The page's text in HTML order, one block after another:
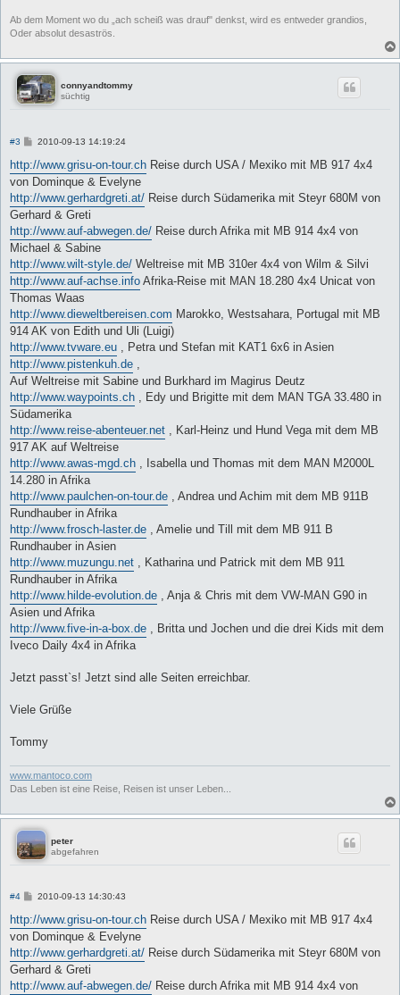
Ab dem Moment wo du „ach scheiß was drauf" denkst, wird es entweder grandios,
Oder absolut desaströs.
connyandtommy
süchtig
#3
B
i
t
r
a
g
2010-09-13 14:19:24
http://www.grisu-on-tour.ch Reise durch USA / Mexiko mit MB 917 4x4
von Dominque & Evelyne
http://www.gerhardgreti.at/ Reise durch Südamerika mit Steyr 680M von
Gerhard & Greti
http://www.auf-abwegen.de/ Reise durch Afrika mit MB 914 4x4 von
Michael & Sabine
http://www.wilt-style.de/ Weltreise mit MB 310er 4x4 von Wilm & Silvi
http://www.auf-achse.info Afrika-Reise mit MAN 18.280 4x4 Unicat von
Thomas Waas
http://www.dieweltbereisen.com Marokko, Westsahara, Portugal mit MB
914 AK von Edith und Uli (Luigi)
http://www.tvware.eu , Petra und Stefan mit KAT1 6x6 in Asien
http://www.pistenkuh.de
Auf Weltreise mit Sabine und Burkhard im Magirus Deutz
http://www.waypoints.ch , Edy und Brigitte mit dem MAN TGA 33.480 in
Südamerika
http://www.reise-abenteuer.net , Karl-Heinz und Hund Vega mit dem MB
917 AK auf Weltreise
http://www.awas-mgd.ch , Isabella und Thomas mit dem MAN M2000L
14.280 in Afrika
http://www.paulchen-on-tour.de , Andrea und Achim mit dem MB 911B
Rundhauber in Afrika
http://www.frosch-laster.de , Amelie und Till mit dem MB 911 B
Rundhauber in Asien
http://www.muzungu.net , Katharina und Patrick mit dem MB 911
Rundhauber in Afrika
http://www.hilde-evolution.de , Anja & Chris mit dem VW-MAN G90 in
Asien und Afrika
http://www.five-in-a-box.de , Britta und Jochen und die drei Kids mit dem
Iveco Daily 4x4 in Afrika
Jetzt passt`s! Jetzt sind alle Seiten erreichbar.
Viele Grüße
Tommy
www.mantoco.com
Das Leben ist eine Reise, Reisen ist unser Leben...
peter
abgefahren
#4
B
i
t
r
a
g
2010-09-13 14:30:43
http://www.grisu-on-tour.ch Reise durch USA / Mexiko mit MB 917 4x4
von Dominque & Evelyne
http://www.gerhardgreti.at/ Reise durch Südamerika mit Steyr 680M von
Gerhard & Greti
http://www.auf-abwegen.de/ Reise durch Afrika mit MB 914 4x4 von